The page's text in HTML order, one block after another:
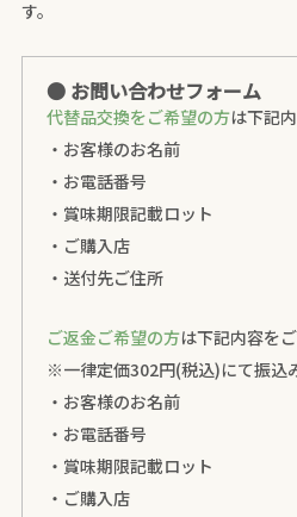
す。
● お問い合わせフォーム
代替品交換をご希望の方は下記
・お客様のお名前
・お電話番号
・賞味期限記載ロット
・ご購入店
・送付先ご住所
ご返金ご希望の方は下記内容を
※一律定価302円(税込)にて振込
・お客様のお名前
・お電話番号
・賞味期限記載ロット
・ご購入店